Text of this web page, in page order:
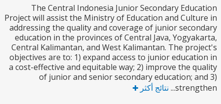
The Central Indonesia Junior Secondary
Project will assist the Ministry of Education and
addressing the quality and coverage of junior
education in the provinces of Central Java,
Central Kalimantan, and West Kalimantan. The
objectives are to: 1) expand access to junior
a cost-effective and equitable way; 2) improve the
of junior and senior secondary education;
نتائج أكثر